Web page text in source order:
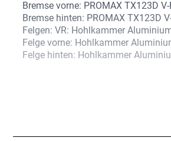
Bremse vorne: PROMAX TX123D
Bremse hinten: PROMAX TX123D
Felgen: VR: Hohlkammer
Felge vorne: Hohlkammer
Felge hinten: Hohlkammer
Reifen: VR: Impac Big Pack